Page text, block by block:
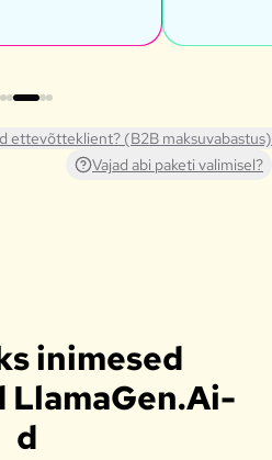
ettevõtteklient? (B2B maksuvabastus)
Vajad abi paketi valimisel?
inimesed
LlamaGen.Ai-
d